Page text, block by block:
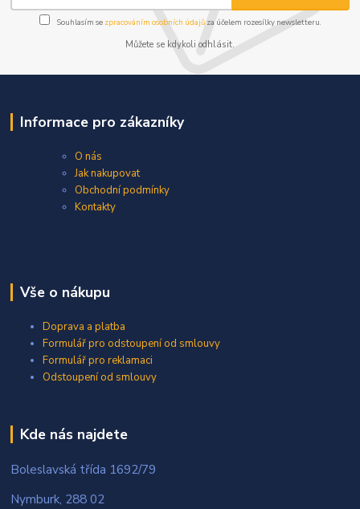
Souhlasím se zpracováním osobních údajůza účelem rozesílky newsletteru.
Můžete se kdykoli odhlásit.
Informace pro zákazníky
O nás
Jak nakupovat
Obchodní podmínky
Kontakty
Vše o nákupu
Doprava a platba
Formulář pro odstoupení od smlouvy
Formulář pro reklamaci
Odstoupení od smlouvy
Kde nás najdete
Boleslavská třída 1692/79
Nymburk, 288 02